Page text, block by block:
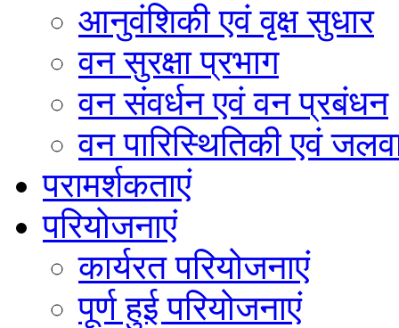
आनुवंशिकी एवं वृक्ष सुधार
वन सुरक्षा प्रभाग
वन संवर्धन एवं वन प्रबंधन
वन पारिस्थितिकी एवं
परामर्शकताएं
परियोजनाएं
कार्यरत परियोजनाएं
पूर्ण हुई परियोजनाएं